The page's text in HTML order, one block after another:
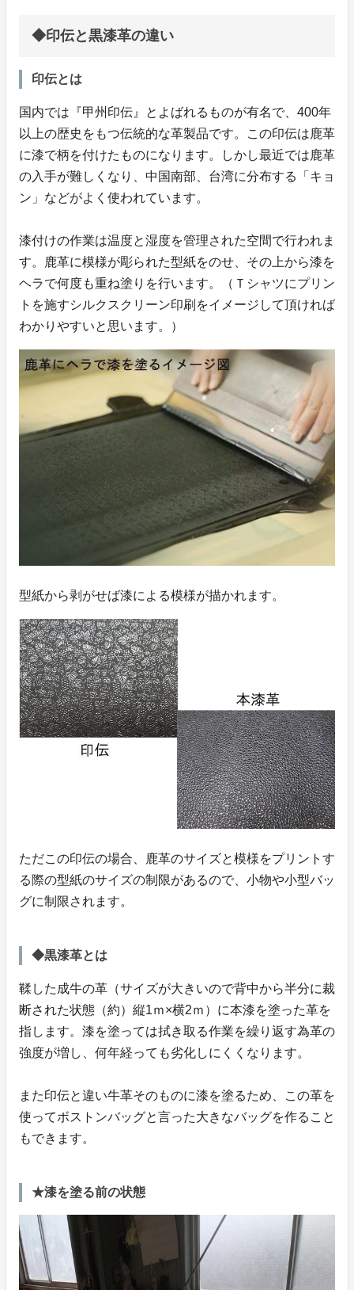
◆印伝と黒漆革の違い
印伝とは
国内では『甲州印伝』とよばれるものが有名で、400年
以上の歴史をもつ伝統的な革製品です。この印伝は鹿革
に漆で柄を付けたものになります。しかし最近では鹿革
の入手が難しくなり、中国南部、台湾に分布する「キョ
ン」などがよく使われています。
漆付けの作業は温度と湿度を管理された空間で行われま
す。鹿革に模様が彫られた型紙をのせ、その上から漆を
ヘラで何度も重ね塗りを行います。（Ｔシャツにプリン
トを施すシルクスクリーン印刷をイメージして頂ければ
わかりやすいと思います。）
型紙から剥がせば漆による模様が描かれます。
ただこの印伝の場合、鹿革のサイズと模様をプリントす
る際の型紙のサイズの制限があるので、小物や小型バッ
グに制限されます。
◆黒漆革とは
鞣した成牛の革（サイズが大きいので背中から半分に裁
断された状態（約）縦1ｍ×横2ｍ）に本漆を塗った革を
指します。漆を塗っては拭き取る作業を繰り返す為革の
強度が増し、何年経っても劣化しにくくなります。
また印伝と違い牛革そのものに漆を塗るため、この革を
使ってボストンバッグと言った大きなバッグを作ること
もできます。
★漆を塗る前の状態